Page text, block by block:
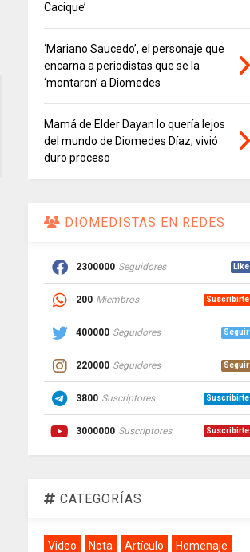
Cacique’
‘Mariano Saucedo’, el personaje que
encarna a periodistas que se la
‘montaron’ a Diomedes
Mamá de Elder Dayan lo quería lejos
del mundo de Diomedes Díaz; vivió
duro proceso
DIOMEDISTAS EN REDES
2300000 Seguidores Like
200 Miembros Suscribirte
400000 Seguidores Seguir
220000 Seguidores Seguir
3800 Suscriptores Suscribirte
3000000 Suscriptores Suscribirte
CATEGORÍAS
Video Nota Artículo
Homenaje